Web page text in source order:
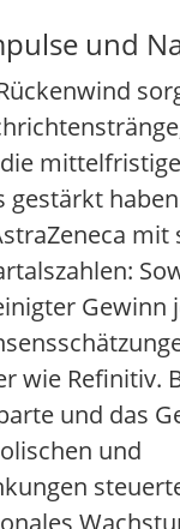
und
gestärkt
mit
Gewinn
wie Refinitiv.
und das
und